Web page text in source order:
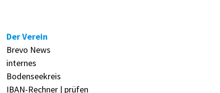
Der Verein
Brevo News
internes
Bodenseekreis
IBAN-Rechner | prüfen